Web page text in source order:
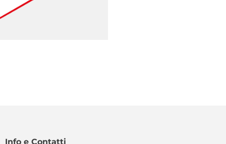
Info e Contatti